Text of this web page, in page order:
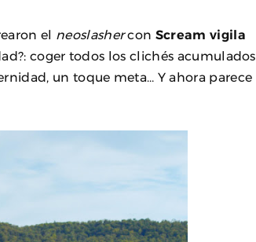
el neoslashercon Scream vigila
coger todos los clichés acumulados
un toque meta… Y ahora parece